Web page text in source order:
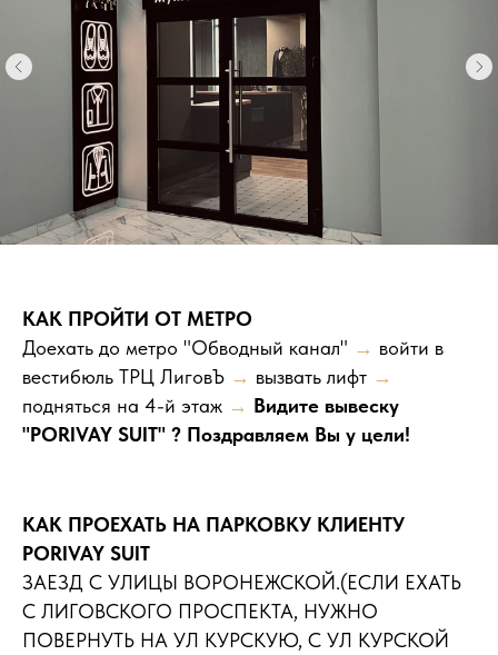
КАК ПРОЙТИ ОТ МЕТРО
Доехать до метро "Обводный канал" → войти в
вестибюль ТРЦ ЛиговЪ → вызвать лифт →
подняться на 4-й этаж → Видите вывеску
"PORIVAY SUIT" ? Поздравляем Вы у цели!
КАК ПРОЕХАТЬ НА ПАРКОВКУ КЛИЕНТУ
PORIVAY SUIT
ЗАЕЗД С УЛИЦЫ ВОРОНЕЖСКОЙ.(ЕСЛИ ЕХАТЬ
С ЛИГОВСКОГО ПРОСПЕКТА, НУЖНО
ПОВЕРНУТЬ НА УЛ КУРСКУЮ, С УЛ КУРСКОЙ